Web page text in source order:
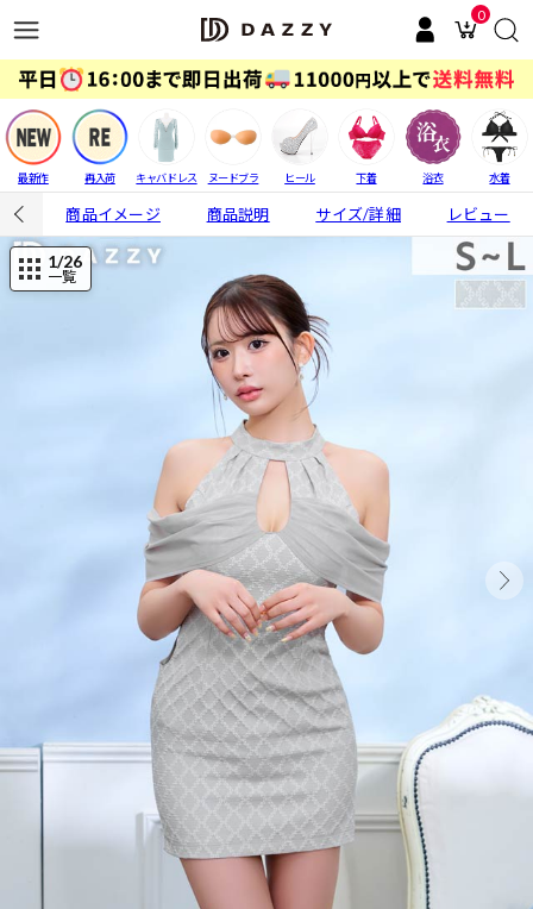
0
最新作 再入荷 キャバドレス ヌードブラ ヒール 下着 浴衣 水着
商品イメージ 商品説明 サイズ/詳細 レビュー
1/26
一覧